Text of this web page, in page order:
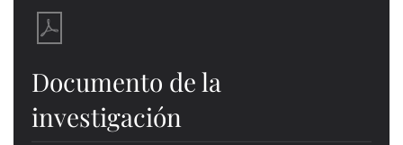
Documento de la
investigación